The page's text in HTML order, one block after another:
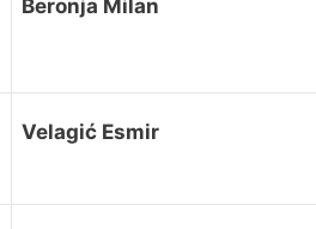
Beronja Milan
Velagić Esmir